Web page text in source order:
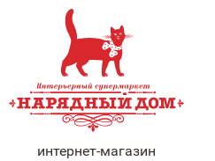
НАРЯДНЫЙ ДОМ
интернет-магазин